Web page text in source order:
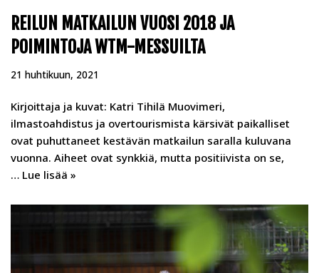
REILUN MATKAILUN VUOSI 2018 JA
POIMINTOJA WTM-MESSUILTA
21 huhtikuun, 2021
Kirjoittaja ja kuvat: Katri Tihilä Muovimeri,
ilmastoahdistus ja overtourismista kärsivät paikalliset
ovat puhuttaneet kestävän matkailun saralla kuluvana
vuonna. Aiheet ovat synkkiä, mutta positiivista on se,
… Lue lisää »